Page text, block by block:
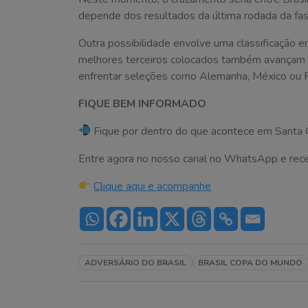
depende dos resultados da última rodada da
Outra possibilidade envolve uma classificação
melhores terceiros colocados também
enfrentar seleções como Alemanha, México ou
FIQUE BEM INFORMADO
Fique por dentro do que acontece em Santa
Entre agora no nosso canal no WhatsApp e
Clique aqui e acompanhe
ADVERSÁRIO DO BRASIL BRASIL COPA DO MUNDO